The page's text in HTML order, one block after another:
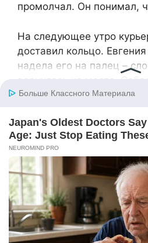
промолчал. Он понимал,
На следующее утро
доставил кольцо.
надела его на палец –
последний раз оглядела
– Я позвоню, – сказала
стоявшему в дверях с
Сев в такси, Евгения
странное облегчение.
не пугали ее. Девушка
момента больше никому